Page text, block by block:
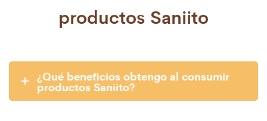
productos Saniito
¿Qué beneficios obtengo al consumir
productos Saniito?